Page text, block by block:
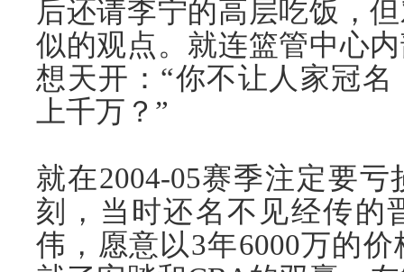
后还请李宁的高层吃饭，
似的观点。就连篮管中心
想天开：“你不让人家冠
上千万？”
就在2004-05赛季注定要
刻，当时还名不见经传的
伟，愿意以3年6000万的